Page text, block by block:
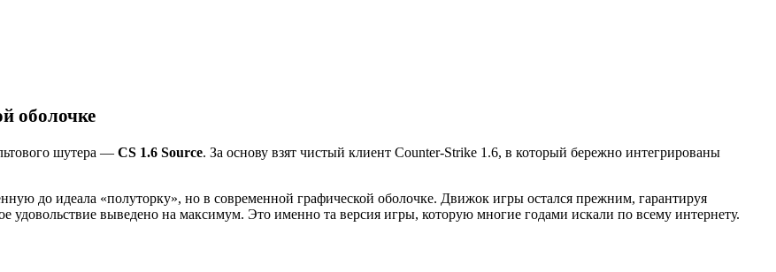
оболочке
шутера — CS 1.6 Source. За основу взят чистый клиент Counter-Strike 1.6, в который бережно интегрированы
до идеала «полуторку», но в современной графической оболочке. Движок игры остался прежним, гарантируя
удовольствие выведено на максимум. Это именно та версия игры, которую многие годами искали по всему интернету.